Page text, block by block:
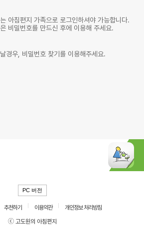
아침편지 가족으로 로그인하셔야 가능합니다.
비밀번호를 만드신 후에 이용해 주세요.
경우, 비밀번호 찾기를 이용해주세요.
PC 버전
추천하기 이용약관
개인정보 처리방침
ⓒ 고도원의 아침편지